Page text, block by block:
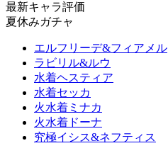
最新キャラ評価
夏休みガチャ
エルフリーデ&フィアメル
ラビリル&ルウ
水着ヘスティア
水着セッカ
火水着ミナカ
火水着ドーナ
究極イシス&ネフティス